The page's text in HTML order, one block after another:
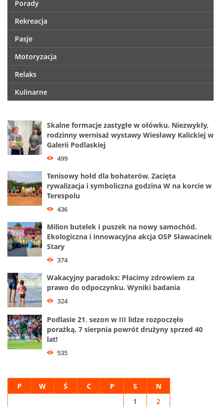
Porady
Rekreacja
Pasje
Motoryzacja
Relaks
Kulinarne
Skalne formacje zastygłe w ołówku. Niezwykły,
rodzinny wernisaż wystawy Wiesławy Kalickiej w
Galerii Podlaskiej
499
Tenisowy hołd dla bohaterów. Zacięta
rywalizacja i symboliczna godzina W na korcie w
Terespolu
436
Milion butelek i puszek na nowy samochód.
Ekologiczna i innowacyjna akcja OSP Sławacinek
Stary
374
Wakacyjny paradoks: Płacimy zdrowiem za
prawo do odpoczynku. Wyniki badania
324
Podlasie 21. sezon w III lidze rozpoczęło
porażką. 7 sierpnia powrót drużyny sprzed 40
lat!
535
P W Ś C P S N
1
2